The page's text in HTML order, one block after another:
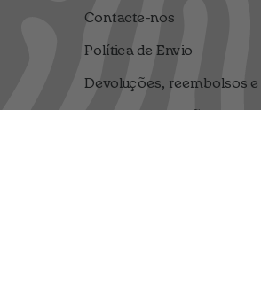
Contacte-nos
Política de Envio
Devoluções, reembolsos